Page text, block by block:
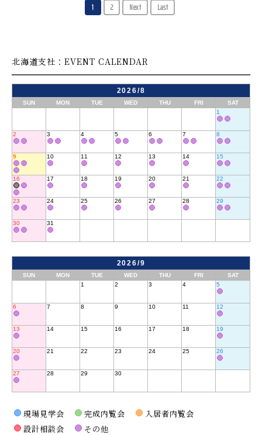
1 2 Next Last
北海道支社：EVENT CALENDAR
2026/8
SUN MON TUE WED THU FRI
SAT
1
2 3 4 5 6 7 8
9 10 11 12 13 14 15
16 17 18 19 20 21 22
23 24 25 26 27 28 29
30 31
2026/9
SUN MON TUE WED THU FRI
SAT
1
2 3 4 5
6 7 8 9 10 11 12
13 14 15 16 17 18 19
20 21 22 23 24 25 26
27 28 29 30
現場見学会 完成内覧会
入居者内覧会
設計相談会
その他